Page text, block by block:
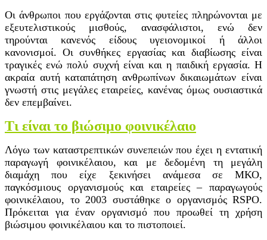
Οι άνθρωποι που εργάζονται στις φυτείες πληρώνονται με
εξευτελιστικούς μισθούς, ανασφάλιστοι, ενώ δεν
τηρούνται κανενός είδους υγειονομικοί ή άλλοι
κανονισμοί. Οι συνθήκες εργασίας και διαβίωσης είναι
τραγικές ενώ πολύ συχνή είναι και η παιδική εργασία. Η
ακραία αυτή καταπάτηση ανθρωπίνων δικαιωμάτων είναι
γνωστή στις μεγάλες εταιρείες, κανένας όμως ουσιαστικά
δεν επεμβαίνει.
Τι είναι το βιώσιμο φοινικέλαιο
Λόγω των καταστρεπτικών συνεπειών που έχει η εντατική
παραγωγή φοινικέλαιου, και με δεδομένη τη μεγάλη
διαμάχη που είχε ξεκινήσει ανάμεσα σε ΜΚΟ,
παγκόσμιους οργανισμούς και εταιρείες – παραγωγούς
φοινικέλαιου, το 2003 συστάθηκε ο οργανισμός RSPO.
Πρόκειται για έναν οργανισμό που προωθεί τη χρήση
βιώσιμου φοινικέλαιου και το πιστοποιεί.